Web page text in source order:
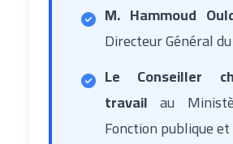
M. Hammoud
Directeur Général
Le Conseiller
travail au
Fonction publique